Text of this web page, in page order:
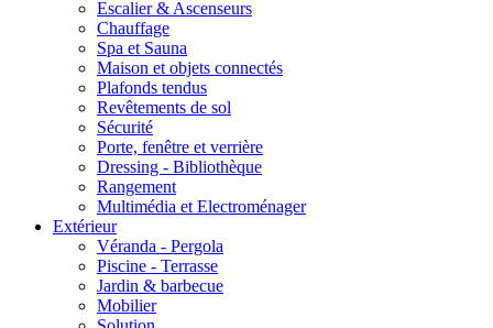
Escalier & Ascenseurs
Chauffage
Spa et Sauna
Maison et objets connectés
Plafonds tendus
Revêtements de sol
Sécurité
Porte, fenêtre et verrière
Dressing - Bibliothèque
Rangement
Multimédia et Electroménager
Extérieur
Véranda - Pergola
Piscine - Terrasse
Jardin & barbecue
Mobilier